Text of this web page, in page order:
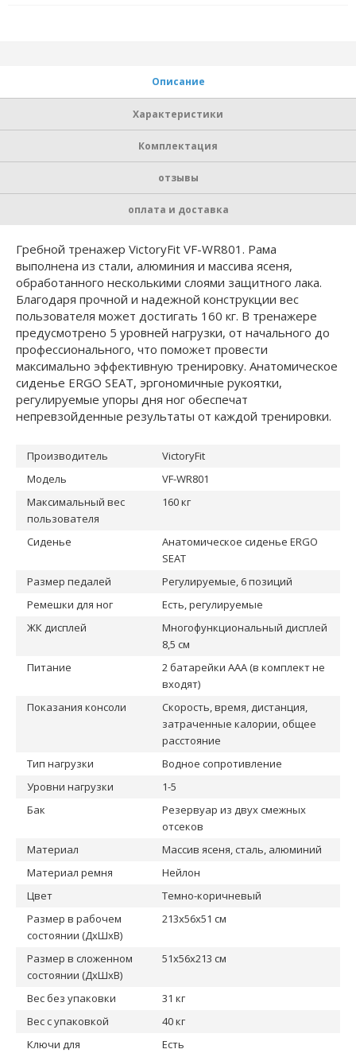
Описание
Характеристики
Комплектация
отзывы
оплата и доставка
Гребной тренажер VictoryFit VF-WR801. Рама
выполнена из стали, алюминия и массива ясеня,
обработанного несколькими слоями защитного лака.
Благодаря прочной и надежной конструкции вес
пользователя может достигать 160 кг. В тренажере
предусмотрено 5 уровней нагрузки, от начального до
профессионального, что поможет провести
максимально эффективную тренировку. Анатомическое
сиденье ERGO SEAT, эргономичные рукоятки,
регулируемые упоры дня ног обеспечат
непревзойденные результаты от каждой тренировки.
Производитель
VictoryFit
Модель
VF-WR801
Максимальный вес
пользователя
160 кг
Сиденье
Анатомическое сиденье ERGO
SEAT
Размер педалей
Регулируемые, 6 позиций
Ремешки для ног
Есть, регулируемые
ЖК дисплей
Многофункциональный дисплей
8,5 см
Питание
2 батарейки ААА (в комплект не
входят)
Показания консоли
Скорость, время, дистанция,
затраченные калории, общее
расстояние
Тип нагрузки
Водное сопротивление
Уровни нагрузки
1-5
Бак
Резервуар из двух смежных
отсеков
Материал
Массив ясеня, сталь, алюминий
Материал ремня
Нейлон
Цвет
Темно-коричневый
Размер в рабочем
состоянии (ДxШxВ)
213x56x51 см
Размер в сложенном
состоянии (ДxШxВ)
51x56x213 см
Вес без упаковки
31 кг
Вес с упаковкой
40 кг
Ключи для
Есть